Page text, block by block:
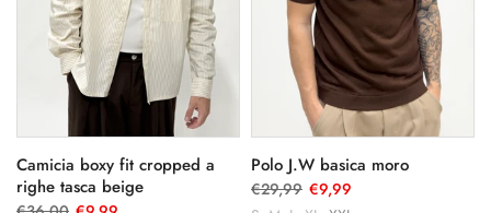
Camicia boxy fit cropped a
righe tasca beige
Polo J.W basica moro
€29,99 €9,99